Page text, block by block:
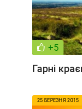
+5
Гарні
25 БЕРЕЗНЯ 2015